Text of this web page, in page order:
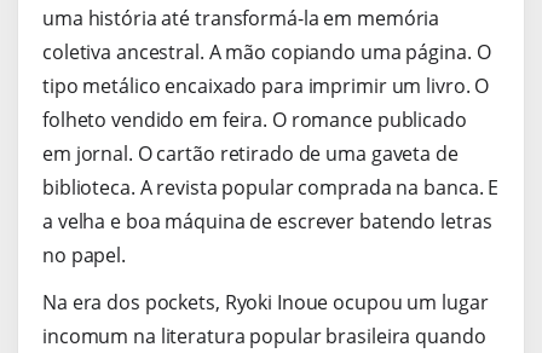
uma história até transformá-la em memória
coletiva ancestral. A mão copiando uma página. O
tipo metálico encaixado para imprimir um livro. O
folheto vendido em feira. O romance publicado
em jornal. O cartão retirado de uma gaveta de
biblioteca. A revista popular comprada na banca. E
a velha e boa máquina de escrever batendo letras
no papel.
Na era dos pockets, Ryoki Inoue ocupou um lugar
incomum na literatura popular brasileira quando